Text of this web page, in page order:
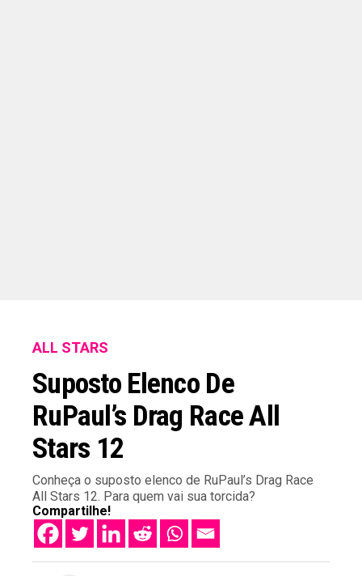
ALL STARS
Suposto Elenco De
RuPaul’s Drag Race All
Stars 12
Conheça o suposto elenco de RuPaul’s Drag Race
All Stars 12. Para quem vai sua torcida?
Compartilhe!